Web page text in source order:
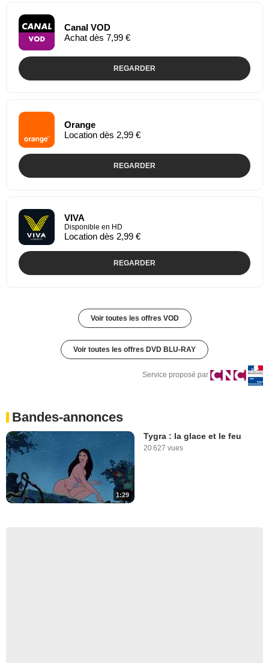
Canal VOD
Achat dès 7,99 €
REGARDER
Orange
Location dès 2,99 €
REGARDER
VIVA
Disponible en HD
Location dès 2,99 €
REGARDER
Voir toutes les offres VOD
Voir toutes les offres DVD BLU-RAY
Service proposé par
Bandes-annonces
1:29
Tygra : la glace et le feu
20 627 vues